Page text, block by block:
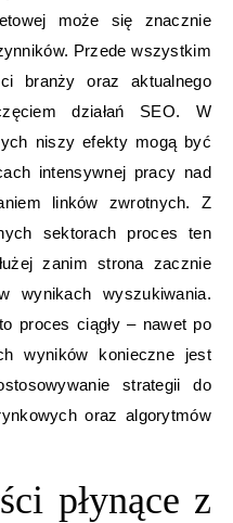
może się znacznie
Przede wszystkim
branży oraz aktualnego
działań SEO. W
niszy efekty mogą być
intensywnej pracy nad
linków zwrotnych. Z
sektorach proces ten
zanim strona zacznie
wynikach wyszukiwania.
proces ciągły – nawet po
wyników konieczne jest
strategii do
oraz algorytmów
płynące z